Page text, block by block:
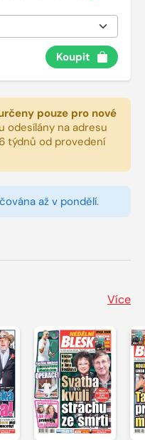
Koupit
pouze pro nové
odesílány na adresu
týdnů od provedení
až v pondělí.
Více